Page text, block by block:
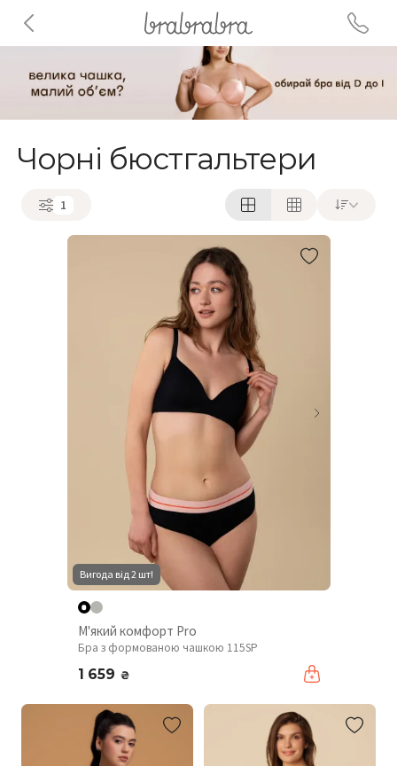
Чорні бюстгальтери
1
Вигода від 2 шт!
М'який комфорт Pro
Бра з формованою чашкою 115SP
1 659 ₴